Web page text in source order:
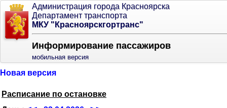
Администрация города Красноярска
Департамент транспорта
МКУ "Красноярскгортранс"
Информирование пассажиров
мобильная версия
Новая версия
Расписание по остановке